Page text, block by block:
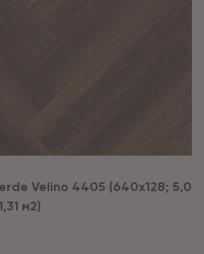
Velino 4405 (640х128; 5,0
м2)